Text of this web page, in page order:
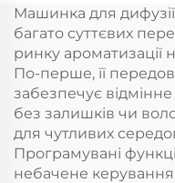
довговічна
дифузерна
олія
Машинка для
багато суттєвих
ринку
По-перше, її
забезпечує
без залишків чи
для чутливих
Програмувані
небачене керування